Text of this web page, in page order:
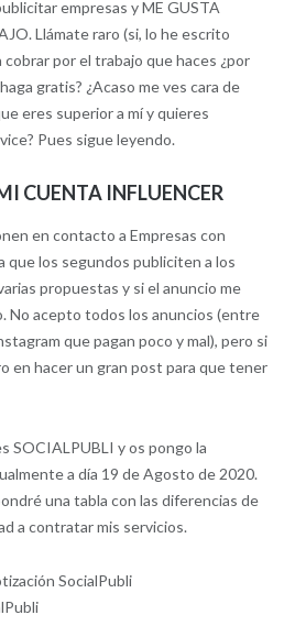
empresas y ME GUSTA
Llámate raro (si, lo he escrito
por el trabajo que haces ¿por
gratis? ¿Acaso me ves cara de
eres superior a mí y quieres
Pues sigue leyendo.
CUENTA INFLUENCER
en contacto a Empresas con
los segundos publiciten a los
propuestas y si el anuncio me
No acepto todos los anuncios (entre
que pagan poco y mal), pero si
en hacer un gran post para que tener
SOCIALPUBLI y os pongo la
a día 19 de Agosto de 2020.
una tabla con las diferencias de
a contratar mis servicios.